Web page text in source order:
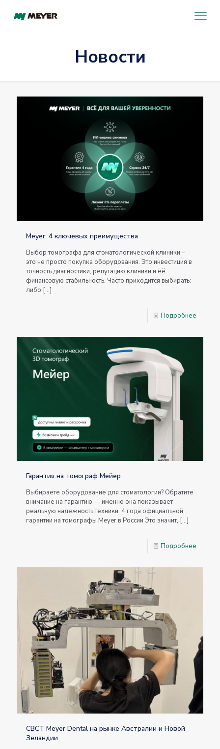
Новости
Meyer: 4 ключевых преимущества
Выбор томографа для стоматологической клиники –
это не просто покупка оборудования. Это инвестиция в
точность диагностики, репутацию клиники и её
финансовую стабильность. Часто приходится выбирать:
либо […]
Подробнее
Гарантия на томограф Мейер
Выбираете оборудование для стоматологии? Обратите
внимание на гарантию — именно она показывает
реальную надежность техники. 4 года официальной
гарантии на томографы Meyer в России Это значит, […]
Подробнее
CBCT Meyer Dental на рынке Австралии и Новой
Зеландии